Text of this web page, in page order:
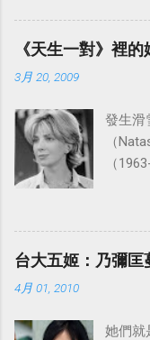
是在
ABC
之船
《天生一對》裡
3月 20, 2009
發生滑
（
（
到傷
台大五姬：乃彌匡
4月 01, 2010
她們就